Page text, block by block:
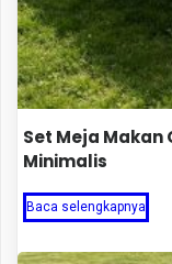
Set Meja
Minimalis
Baca selengkapnya